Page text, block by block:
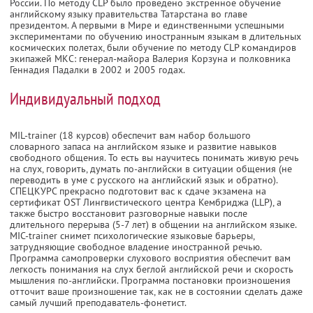
России. По методу CLP было проведено экстренное обучение
английскому языку правительства Татарстана во главе
президентом. А первыми в Мире и единственными успешными
экспериментами по обучению иностранным языкам в длительных
космических полетах, были обучение по методу CLP командиров
экипажей МКС: генерал-майора Валерия Корзуна и полковника
Геннадия Падалки в 2002 и 2005 годах.
Индивидуальный подход
MIL-trainer (18 курсов) обеспечит вам набор большого
словарного запаса на английском языке и развитие навыков
свободного общения. То есть вы научитесь понимать живую речь
на слух, говорить, думать по-английски в ситуации общения (не
переводить в уме с русского на английский язык и обратно).
СПЕЦКУРС прекрасно подготовит вас к сдаче экзамена на
сертификат OST Лингвистического центра Кембриджа (LLP), а
также быстро восстановит разговорные навыки после
длительного перерыва (5-7 лет) в общении на английском языке.
MIC-trainer снимет психологические языковые барьеры,
затрудняющие свободное владение иностранной речью.
Программа самопроверки слухового восприятия обеспечит вам
легкость понимания на слух беглой английской речи и скорость
мышления по-английски. Программа постановки произношения
отточит ваше произношение так, как не в состоянии сделать даже
самый лучший преподаватель-фонетист.